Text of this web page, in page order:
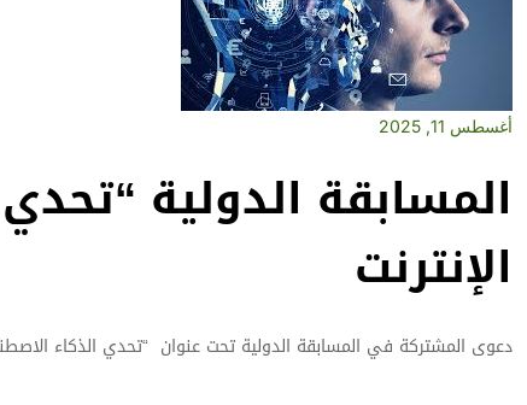
أغسطس 11, 2025
الإنترنت
دعوى المشتركة في المسابقة الدولية تحت عنوان “تحدي الذكاء الاصطناعي 2025” عبر